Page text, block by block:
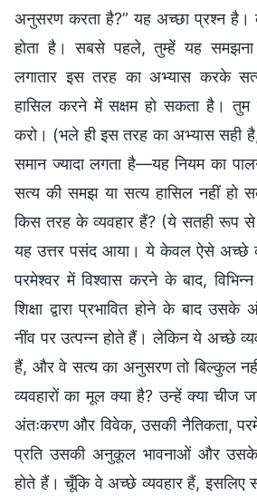
अनुसरण करता है?” यह अच्छा प्रश्न है।
होता है। सबसे पहले, तुम्हें यह समझना
लगातार इस तरह का अभ्यास करके
हासिल करने में सक्षम हो सकता है। तुम
करो। (भले ही इस तरह का अभ्यास सही
समान ज्यादा लगता है—यह नियम का
सत्य की समझ या सत्य हासिल नहीं
किस तरह के व्यवहार हैं? (ये सतही रूप
यह उत्तर पसंद आया। ये केवल ऐसे अच्छे
परमेश्वर में विश्वास करने के बाद,
शिक्षा द्वारा प्रभावित होने के बाद
नींव पर उत्पन्न होते हैं। लेकिन ये अच्छे
हैं, और वे सत्य का अनुसरण तो बिल्कुल
व्यवहारों का मूल क्या है? उन्हें क्या चीज
अंतःकरण और विवेक, उसकी नैतिकता,
प्रति उसकी अनुकूल भावनाओं और
होते हैं। चूँकि वे अच्छे व्यवहार हैं,